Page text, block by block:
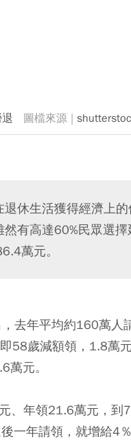
休生活獲得經濟上
有高達60%民眾選
萬元。
去年平均約160萬人
58歲減額領，1.8萬
元。
、年領21.6萬元，
一年請領，就增給4